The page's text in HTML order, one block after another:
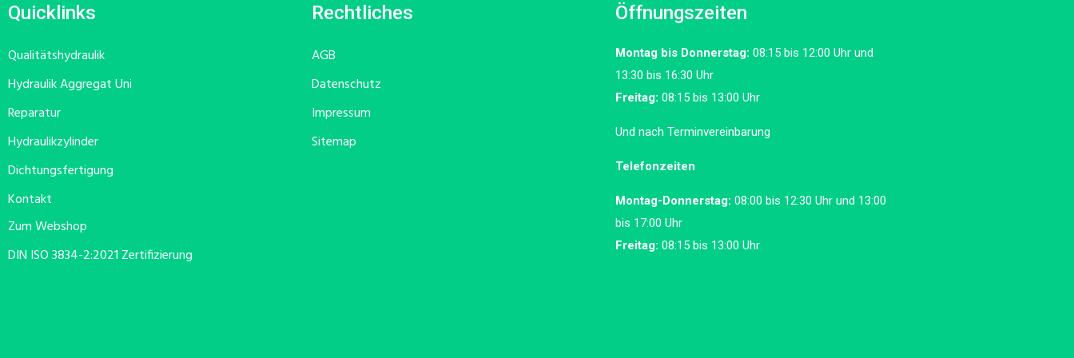
Quicklinks
Qualitätshydraulik
Hydraulik Aggregat Uni
Reparatur
Hydraulikzylinder
Dichtungsfertigung
Kontakt
Zum Webshop
DIN ISO 3834-2:2021 Zertifizierung
Rechtliches
AGB
Datenschutz
Impressum
Sitemap
Öffnungszeiten
Montag bis Donnerstag: 08:15 bis 12:00 Uhr und
13:30 bis 16:30 Uhr
Freitag: 08:15 bis 13:00 Uhr
Und nach Terminvereinbarung
Telefonzeiten
Montag-Donnerstag: 08:00 bis 12:30 Uhr und 13:00
bis 17:00 Uhr
Freitag: 08:15 bis 13:00 Uhr